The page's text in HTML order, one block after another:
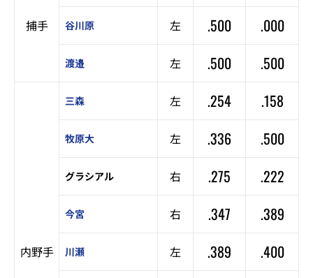
捕手 谷川原 左 .500 .000
渡邉 左 .500 .500
内野手
三森 左 .254 .158
牧原大 左 .336 .500
グラシアル 右 .275 .222
今宮 右 .347 .389
川瀬 左 .389 .400